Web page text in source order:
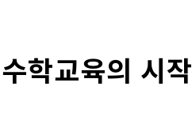
학교육의 시작